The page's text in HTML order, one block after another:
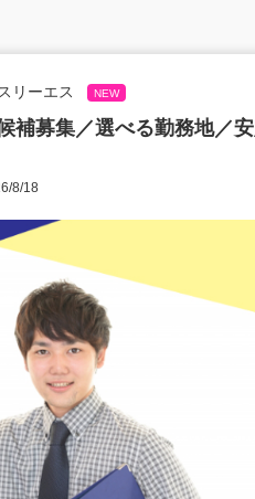
リーエス NEW
補募集／選べる勤務地／
8/18